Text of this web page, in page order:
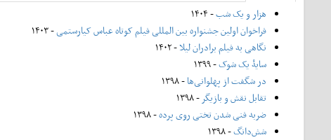
هزار و یک شب- ۱۴۰۴
فراخوان اولین جشنواره بین المللی فیلم کوتاه عباس کیارستمی- ۱۴۰۳
نگاهی به فیلم برادران لیلا- ۱۴۰۲
سایۀ یک شوک- ۱۳۹۹
در شگفت از پهلوانی‌ها- ۱۳۹۸
تقابل نقش و بازیگر - ۱۳۹۸
ضربه فنی شدن تختی روی پرده- ۱۳۹۸
شش‌دانگ- ۱۳۹۸